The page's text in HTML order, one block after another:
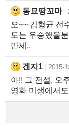
동묘땅꼬마
오~~ 김형균 선
도는 우승했을
만세..
겐지1 2015-
아!! 그 전설, 오
영화 미생에서